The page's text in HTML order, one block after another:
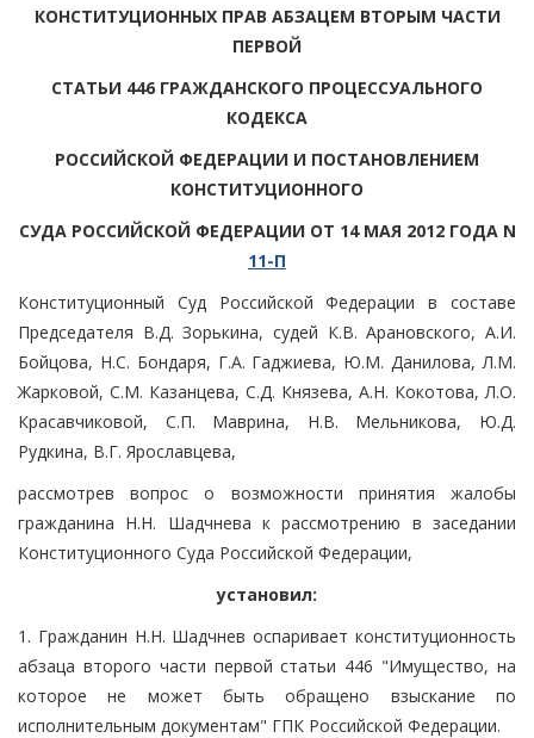
КОНСТИТУЦИОННЫХ ПРАВ АБЗАЦЕМ ВТОРЫМ ЧАСТИ
ПЕРВОЙ
СТАТЬИ 446 ГРАЖДАНСКОГО ПРОЦЕССУАЛЬНОГО
КОДЕКСА
РОССИЙСКОЙ ФЕДЕРАЦИИ И ПОСТАНОВЛЕНИЕМ
КОНСТИТУЦИОННОГО
СУДА РОССИЙСКОЙ ФЕДЕРАЦИИ ОТ 14 МАЯ 2012 ГОДА N
11-П
Конституционный Суд Российской Федерации в составе
Председателя В.Д. Зорькина, судей К.В. Арановского, А.И.
Бойцова, Н.С. Бондаря, Г.А. Гаджиева, Ю.М. Данилова, Л.М.
Жарковой, С.М. Казанцева, С.Д. Князева, А.Н. Кокотова, Л.О.
Красавчиковой, С.П. Маврина, Н.В. Мельникова, Ю.Д.
Рудкина, В.Г. Ярославцева,
рассмотрев вопрос о возможности принятия жалобы
гражданина Н.Н. Шадчнева к рассмотрению в заседании
Конституционного Суда Российской Федерации,
установил:
1. Гражданин Н.Н. Шадчнев оспаривает конституционность
абзаца второго части первой статьи 446 "Имущество, на
которое не может быть обращено взыскание по
исполнительным документам" ГПК Российской Федерации.